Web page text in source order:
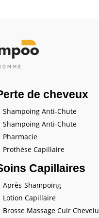
de cheveux
Shampoing Anti-Chute
Shampoing Anti-Chute
Pharmacie
Prothèse Capillaire
Capillaires
Après-Shampoing
Lotion Capillaire
Brosse Massage Cuir Chevelu